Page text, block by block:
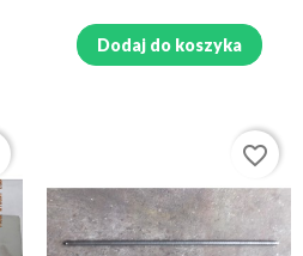
Dodaj do koszyka
favorite_border